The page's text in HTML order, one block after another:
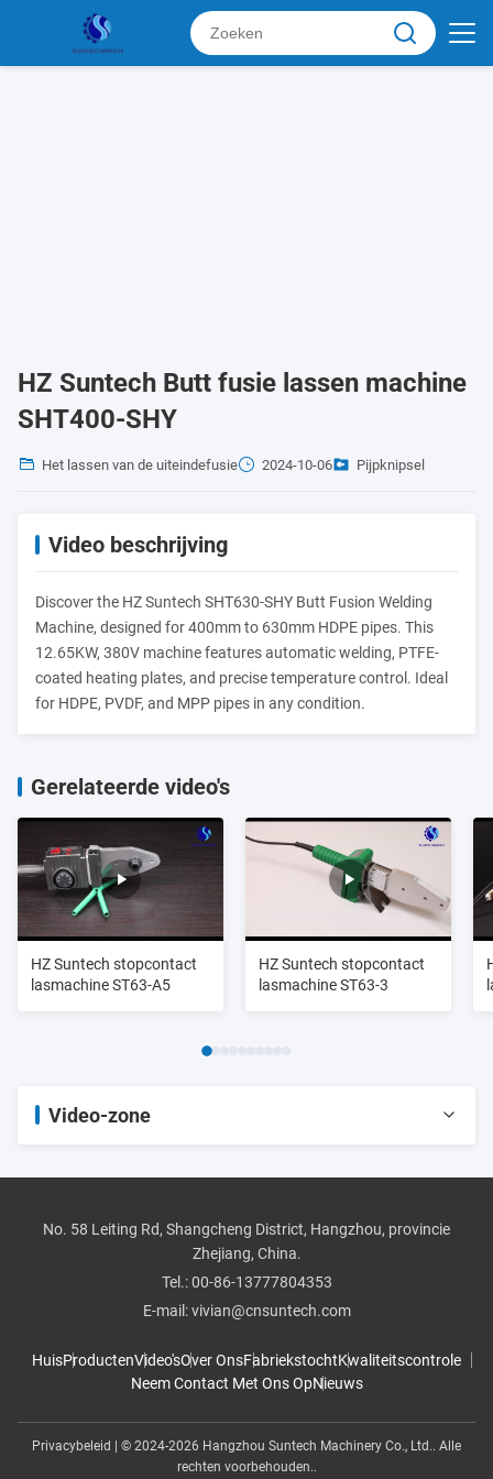
HZ Suntech Butt fusie lassen machine
SHT400-SHY
Het lassen van de uiteindefusie 2024-10-06 Pijpknipsel
Video beschrijving
Discover the HZ Suntech SHT630-SHY Butt Fusion Welding
Machine, designed for 400mm to 630mm HDPE pipes. This
12.65KW, 380V machine features automatic welding, PTFE-
coated heating plates, and precise temperature control. Ideal
for HDPE, PVDF, and MPP pipes in any condition.
Gerelateerde video's
HZ Suntech stopcontact
lasmachine ST63-A5
HZ Suntech stopcontact
lasmachine ST63-3
Video-zone
pijp threader
Pijpbuigmachine
Het lassen van de uiteindefusie
No. 58 Leiting Rd, Shangcheng District, Hangzhou, provincie
Zhejiang, China.
Tel.:00-86-13777804353
E-mail:vivian@cnsuntech.com
HuisProductenVideo'sOver OnsFabriekstochtKwaliteitscontrole
Neem Contact Met Ons OpNieuws
Privacybeleid | © 2024-2026 Hangzhou Suntech Machinery Co., Ltd.. Alle
rechten voorbehouden..